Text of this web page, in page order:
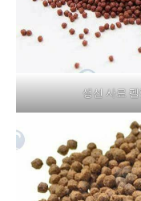
생선 사료